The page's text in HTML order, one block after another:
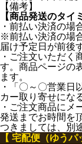
【備考】
【商品発送のタイ
・前払い決済の場
※前払い決済の場
届け予定日が前後
・ご注文いただく
す。商品ページの
ます。
・「〇～〇営業日
カー取り寄せにな
・ご注文商品にメ
発送までお時間を
つきましては、別
【 宅配便（ゆう